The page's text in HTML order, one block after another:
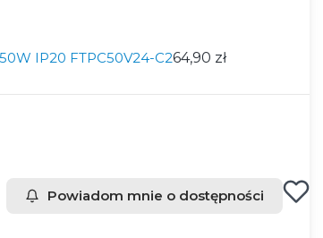
IP20 FTPC50V24-C264,90 zł
Powiadom mnie o dostępności